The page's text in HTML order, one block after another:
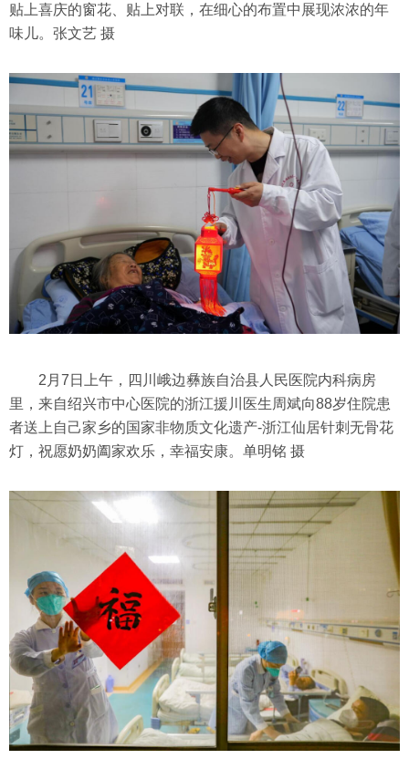
贴上喜庆的窗花、贴上对联，在细心的布置中展现浓浓的年
味儿。张文艺 摄
2月7日上午，四川峨边彝族自治县人民医院内科病房
里，来自绍兴市中心医院的浙江援川医生周斌向88岁住院患
者送上自己家乡的国家非物质文化遗产-浙江仙居针刺无骨花
灯，祝愿奶奶阖家欢乐，幸福安康。单明铭 摄